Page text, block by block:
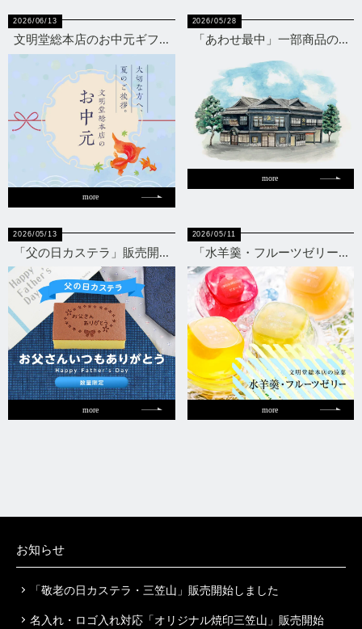
2026/06/13
文明堂総本店のお中元ギフ...
more
2026/05/28
「あわせ最中」一部商品の...
more
2026/05/13
「父の日カステラ」販売開...
more
2026/05/11
「水羊羹・フルーツゼリー...
more
お知らせ
「敬老の日カステラ・三笠山」販売開始しました
名入れ・ロゴ入れ対応「オリジナル焼印三笠山」販売開始